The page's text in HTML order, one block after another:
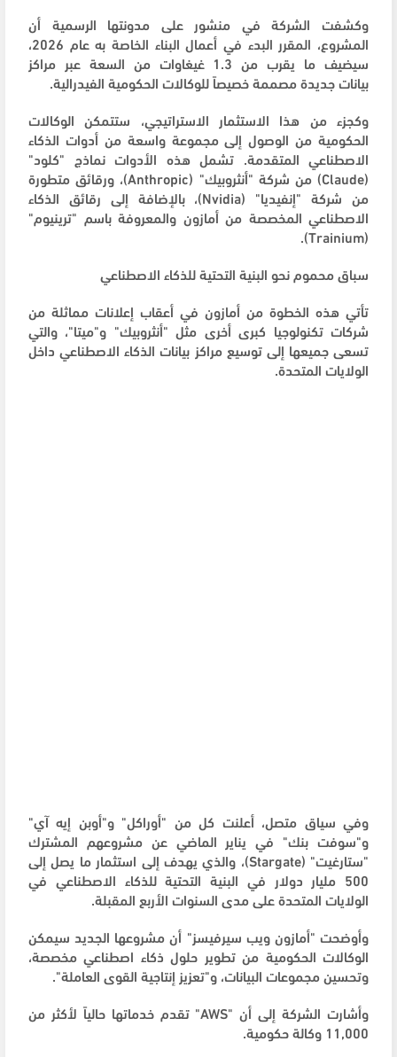
وكشفت الشركة في منشور على مدونتها الرسمية أن
المشروع، المقرر البدء في أعمال البناء الخاصة به عام 2026،
سيضيف ما يقرب من 1.3 غيغاوات من السعة عبر مراكز
بيانات جديدة مصممة خصيصاً للوكالات الحكومية الفيدرالية.
وكجزء من هذا الاستثمار الاستراتيجي، ستتمكن الوكالات
الحكومية من الوصول إلى مجموعة واسعة من أدوات الذكاء
الاصطناعي المتقدمة. تشمل هذه الأدوات نماذج "كلود"
(Claude) من شركة "أنثروبيك" (Anthropic)، ورقائق متطورة
من شركة "إنفيديا" (Nvidia)، بالإضافة إلى رقائق الذكاء
الاصطناعي المخصصة من أمازون والمعروفة باسم "ترينيوم"
(Trainium).
سباق محموم نحو البنية التحتية للذكاء الاصطناعي
تأتي هذه الخطوة من أمازون في أعقاب إعلانات مماثلة من
شركات تكنولوجيا كبرى أخرى مثل "أنثروبيك" و"ميتا"، والتي
تسعى جميعها إلى توسيع مراكز بيانات الذكاء الاصطناعي داخل
الولايات المتحدة.
وفي سياق متصل، أعلنت كل من "أوراكل" و"أوبن إيه آي"
و"سوفت بنك" في يناير الماضي عن مشروعهم المشترك
"ستارغيت" (Stargate)، والذي يهدف إلى استثمار ما يصل إلى
500 مليار دولار في البنية التحتية للذكاء الاصطناعي في
الولايات المتحدة على مدى السنوات الأربع المقبلة.
وأوضحت "أمازون ويب سيرفيسز" أن مشروعها الجديد سيمكن
الوكالات الحكومية من تطوير حلول ذكاء اصطناعي مخصصة،
وتحسين مجموعات البيانات، و"تعزيز إنتاجية القوى العاملة".
وأشارت الشركة إلى أن "AWS" تقدم خدماتها حالياً لأكثر من
11,000 وكالة حكومية.